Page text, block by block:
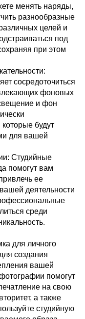
менять наряды,
разнообразные
целей и
под
при этом
сосредоточиться
фоновых
и фон
будут
для вашей
Студийные
помогут вам
ее
деятельности
среди
для личного
создания
вашей
помогут
на свою
а также
студийную